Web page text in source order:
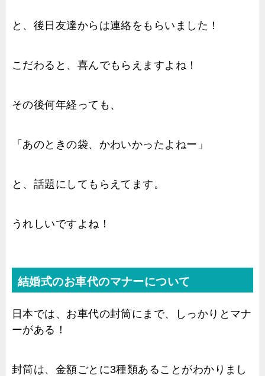
と、後日友達からは連絡をもらいました！
こだわると、喜んでもらえますよね！
その後何年経っても、
「あのときの袋、かわいかったよねー」
と、話題にしてもらえてます。
うれしいですよね！
結婚式のお車代のマナーについて
日本では、お車代の封筒にまで、しっかりとマナ
ーがある！
封筒は、金額ごとに3種類あることがわかりまし